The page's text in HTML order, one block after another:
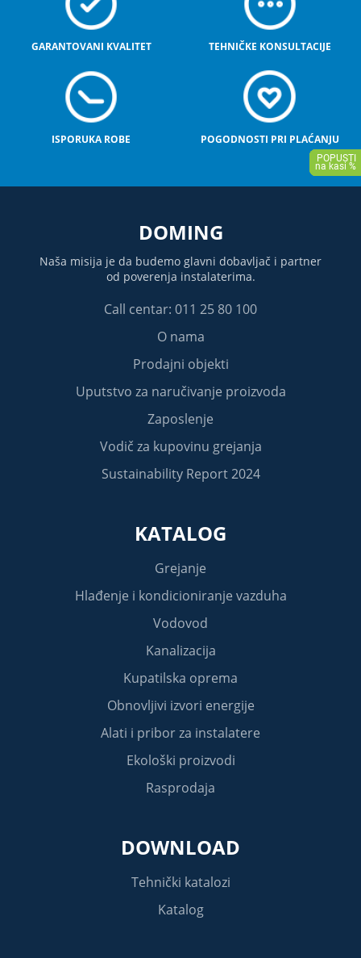
GARANTOVANI KVALITET TEHNIČKE KONSULTACIJE
ISPORUKA ROBE POGODNOSTI PRI PLAĆANJU
DOMING
Naša misija je da budemo glavni dobavljač i partner
od poverenja instalaterima.
Call centar: 011 25 80 100
O nama
Prodajni objekti
Uputstvo za naručivanje proizvoda
Zaposlenje
Vodič za kupovinu grejanja
Sustainability Report 2024
KATALOG
Grejanje
Hlađenje i kondicioniranje vazduha
Vodovod
Kanalizacija
Kupatilska oprema
Obnovljivi izvori energije
Alati i pribor za instalatere
Ekološki proizvodi
Rasprodaja
DOWNLOAD
Tehnički katalozi
Katalog